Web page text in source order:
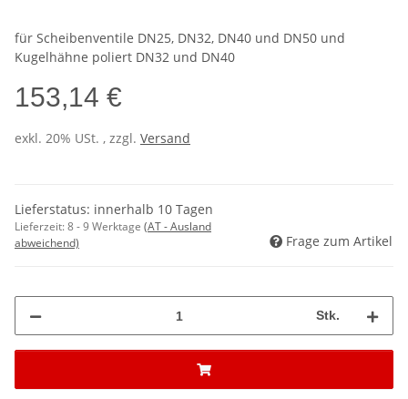
für Scheibenventile DN25, DN32, DN40 und DN50 und
Kugelhähne poliert DN32 und DN40
153,14 €
exkl. 20% USt. , zzgl. Versand
Lieferstatus: innerhalb 10 Tagen
Lieferzeit:8 - 9 Werktage (AT - Ausland
abweichend)
Frage zum Artikel
Stk.